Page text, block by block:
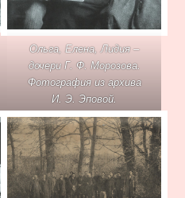
Ольга, Елена, Лидия –
дочери Г. Ф. Морозова.
Фотография из архива
И. Э. Эповой.